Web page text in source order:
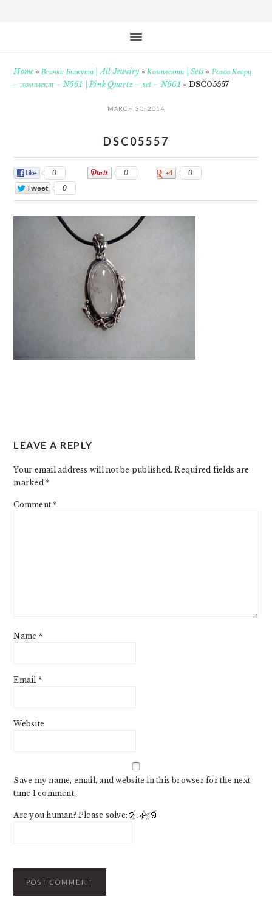
Home»Всички Бижута | All Jewelry »Комплекти | Sets » Розов Кварц
– комплект – N661 | Pink Quartz – set – N661 » DSC05557
MARCH 30, 2014
DSC05557
0 0
0
0
INTERACTIONS
LEAVE A REPLY
Your email address will not be published. Required fields are
marked*
Comment*
Name *
Email *
Website
Save my name, email, and website in this browser for the next
time I comment.
Are you human? Please solve: